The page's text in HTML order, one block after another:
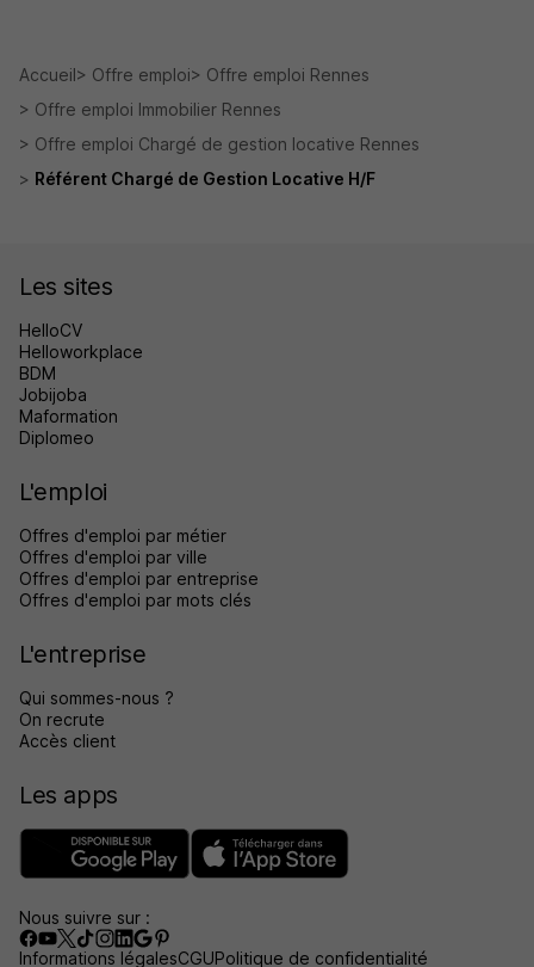
Accueil Offre emploi
Offre emploi Rennes
Offre emploi Immobilier Rennes
Offre emploi Chargé de gestion locative Rennes
Référent Chargé de Gestion Locative H/F
Les sites
HelloCV
Helloworkplace
BDM
Jobijoba
Maformation
Diplomeo
L'emploi
Offres d'emploi par métier
Offres d'emploi par ville
Offres d'emploi par entreprise
Offres d'emploi par mots clés
L'entreprise
Qui sommes-nous ?
On recrute
Accès client
Les apps
Nous suivre sur :
Informations légalesCGUPolitique de confidentialité